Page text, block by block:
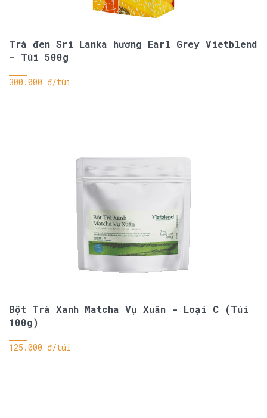
Trà đen Sri Lanka hương Earl Grey Vietblend
- Túi 500g
300.000 đ/túi
Bột Trà Xanh Matcha Vụ Xuân - Loại C (Túi
100g)
125.000 đ/túi